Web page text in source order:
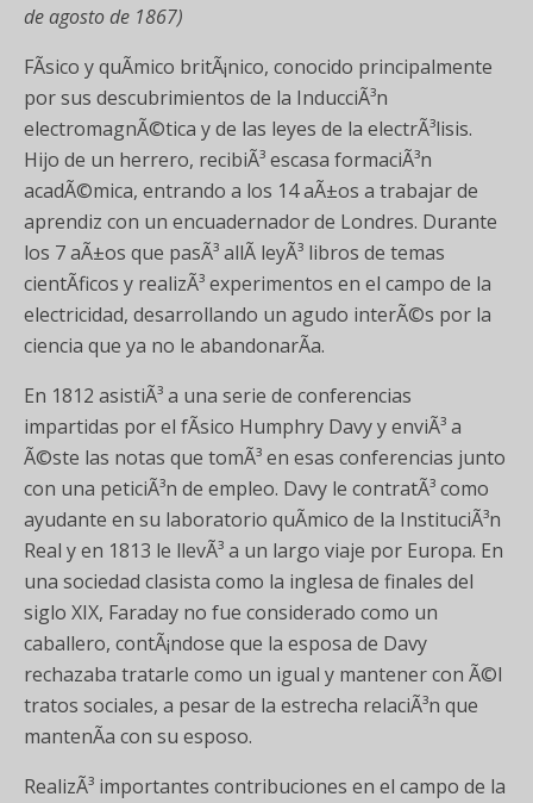
de agosto de 1867)
FÃ­sico y quÃ­mico britÃ¡nico, conocido principalmente
por sus descubrimientos de la InducciÃ³n
electromagnÃ©tica y de las leyes de la electrÃ³lisis.
Hijo de un herrero, recibiÃ³ escasa formaciÃ³n
acadÃ©mica, entrando a los 14 aÃ±os a trabajar de
aprendiz con un encuadernador de Londres. Durante
los 7 aÃ±os que pasÃ³ allÃ­ leyÃ³ libros de temas
cientÃ­ficos y realizÃ³ experimentos en el campo de la
electricidad, desarrollando un agudo interÃ©s por la
ciencia que ya no le abandonarÃ­a.
En 1812 asistiÃ³ a una serie de conferencias
impartidas por el fÃ­sico Humphry Davy y enviÃ³ a
Ã©ste las notas que tomÃ³ en esas conferencias junto
con una peticiÃ³n de empleo. Davy le contratÃ³ como
ayudante en su laboratorio quÃ­mico de la InstituciÃ³n
Real y en 1813 le llevÃ³ a un largo viaje por Europa. En
una sociedad clasista como la inglesa de finales del
siglo XIX, Faraday no fue considerado como un
caballero, contÃ¡ndose que la esposa de Davy
rechazaba tratarle como un igual y mantener con Ã©l
tratos sociales, a pesar de la estrecha relaciÃ³n que
mantenÃ­a con su esposo.
RealizÃ³ importantes contribuciones en el campo de la